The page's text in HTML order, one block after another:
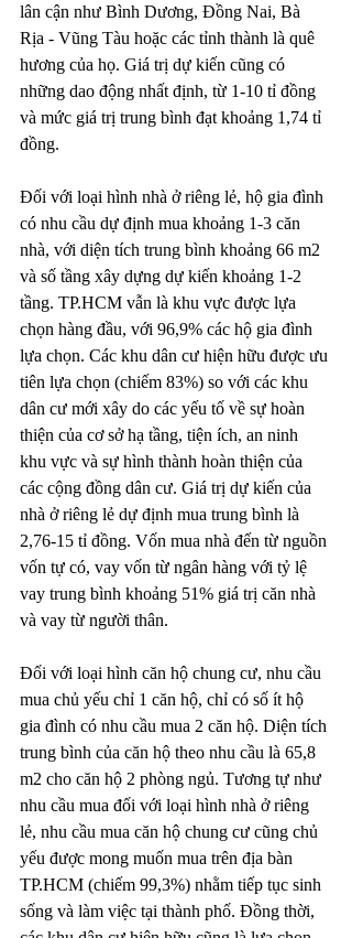
lân cận như Bình Dương, Đồng Nai, Bà
Rịa - Vũng Tàu hoặc các tỉnh thành là quê
hương của họ. Giá trị dự kiến cũng có
những dao động nhất định, từ 1-10 tỉ đồng
và mức giá trị trung bình đạt khoảng 1,74 tỉ
đồng.
Đối với loại hình nhà ở riêng lẻ, hộ gia đình
có nhu cầu dự định mua khoảng 1-3 căn
nhà, với diện tích trung bình khoảng 66 m2
và số tầng xây dựng dự kiến khoảng 1-2
tầng. TP.HCM vẫn là khu vực được lựa
chọn hàng đầu, với 96,9% các hộ gia đình
lựa chọn. Các khu dân cư hiện hữu được ưu
tiên lựa chọn (chiếm 83%) so với các khu
dân cư mới xây do các yếu tố về sự hoàn
thiện của cơ sở hạ tầng, tiện ích, an ninh
khu vực và sự hình thành hoàn thiện của
các cộng đồng dân cư. Giá trị dự kiến của
nhà ở riêng lẻ dự định mua trung bình là
2,76-15 tỉ đồng. Vốn mua nhà đến từ nguồn
vốn tự có, vay vốn từ ngân hàng với tỷ lệ
vay trung bình khoảng 51% giá trị căn nhà
và vay từ người thân.
Đối với loại hình căn hộ chung cư, nhu cầu
mua chủ yếu chỉ 1 căn hộ, chỉ có số ít hộ
gia đình có nhu cầu mua 2 căn hộ. Diện tích
trung bình của căn hộ theo nhu cầu là 65,8
m2 cho căn hộ 2 phòng ngủ. Tương tự như
nhu cầu mua đối với loại hình nhà ở riêng
lẻ, nhu cầu mua căn hộ chung cư cũng chủ
yếu được mong muốn mua trên địa bàn
TP.HCM (chiếm 99,3%) nhằm tiếp tục sinh
sống và làm việc tại thành phố. Đồng thời,